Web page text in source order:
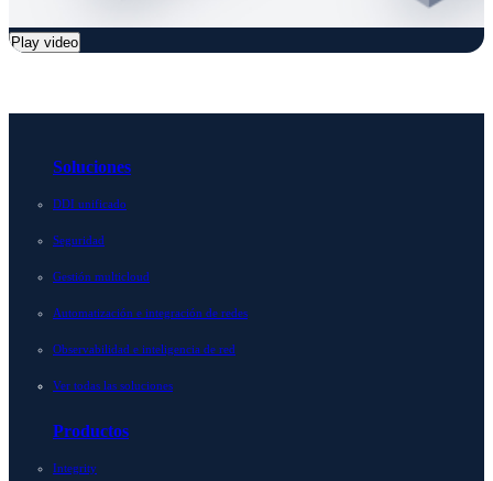
Play video
Soluciones
DDI unificado
Seguridad
Gestión multicloud
Automatización e integración de redes
Observabilidad e inteligencia de red
Ver todas las soluciones
Productos
Integrity